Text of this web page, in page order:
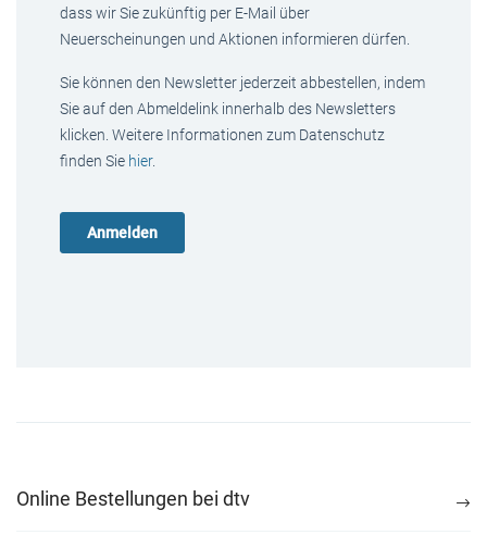
dass wir Sie zukünftig per E-Mail über
Neuerscheinungen und Aktionen informieren dürfen.
Sie können den Newsletter jederzeit abbestellen, indem
Sie auf den Abmeldelink innerhalb des Newsletters
klicken. Weitere Informationen zum Datenschutz
finden Sie hier.
Online Bestellungen bei dtv